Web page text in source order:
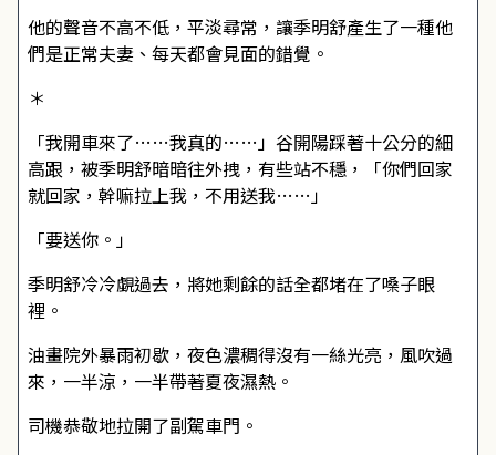
他的聲音不高不低，平淡尋常，讓季明舒產生了一種他
們是正常夫妻、每天都會見面的錯覺。
＊
「我開車來了……我真的……」谷開陽踩著十公分的細
高跟，被季明舒暗暗往外拽，有些站不穩，「你們回家
就回家，幹嘛拉上我，不用送我……」
「要送你。」
季明舒冷冷覷過去，將她剩餘的話全都堵在了嗓子眼
裡。
油畫院外暴雨初歇，夜色濃稠得沒有一絲光亮，風吹過
來，一半涼，一半帶著夏夜濕熱。
司機恭敬地拉開了副駕車門。